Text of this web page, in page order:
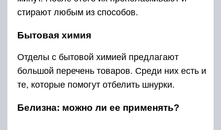
стирают любым из способов.
Бытовая химия
Отделы с бытовой химией предлагают
большой перечень товаров. Среди них есть и
те, которые помогут отбелить шнурки.
Белизна: можно ли ее применять?